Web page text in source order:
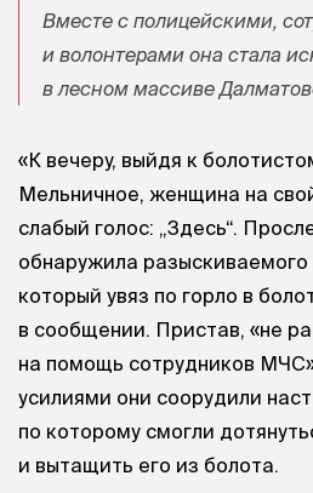
Вместе с полицейскими,
и волонтерами она стала
в лесном массиве
«К вечеру, выйдя к
Мельничное, женщина на
слабый голос: „Здесь“.
обнаружила
который увяз по горло в
в сообщении. Пристав, «не
на помощь сотрудников
усилиями они соорудили
по которому смогли
и вытащить его из болота.